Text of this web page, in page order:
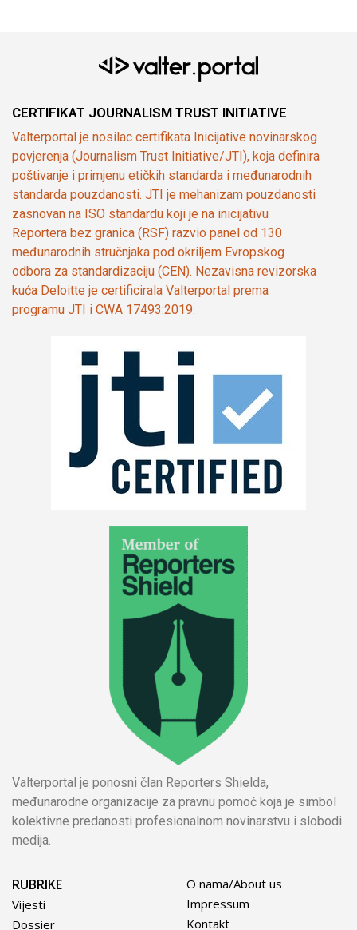
CERTIFIKAT JOURNALISM TRUST INITIATIVE
Valterportal je nosilac certifikata Inicijative novinarskog
povjerenja (Journalism Trust Initiative/JTI), koja definira
poštivanje i primjenu etičkih standarda i međunarodnih
standarda pouzdanosti. JTI je mehanizam pouzdanosti
zasnovan na ISO standardu koji je na inicijativu
Reportera bez granica (RSF) razvio panel od 130
međunarodnih stručnjaka pod okriljem Evropskog
odbora za standardizaciju (CEN). Nezavisna revizorska
kuća Deloitte je certificirala Valterportal prema
programu JTI i CWA 17493:2019.
Valterportal je ponosni član Reporters Shielda,
međunarodne organizacije za pravnu pomoć koja je simbol
kolektivne predanosti profesionalnom novinarstvu i slobodi
medija.
RUBRIKE
Vijesti
Dossier
O nama/About us
Impressum
Kontakt